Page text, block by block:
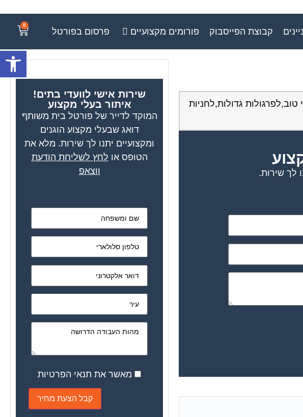
פתח
קבוצת הפייסבוק פורומים מקצועיים פרסום בפורטל
0
גדולות,לחניות
לך שירות.
שירות אישי לוועדי בתים!
איתור בעלי מקצוע
המוקד לדייר של פורטל בית משותף
דואג שבעלי מקצוע הוגנים
ומקצועיים יתנו לך שירות. מלא את
הטופס או לחץ לשליחת הודעת
ווצאפ
מאשר את תנאי הפרטיות